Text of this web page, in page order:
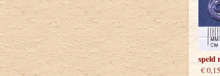
speld